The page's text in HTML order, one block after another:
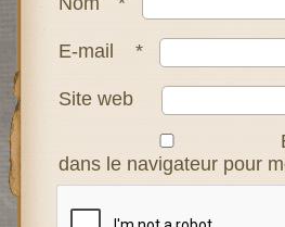
E-mail *
Site web
dans le navigateur pour